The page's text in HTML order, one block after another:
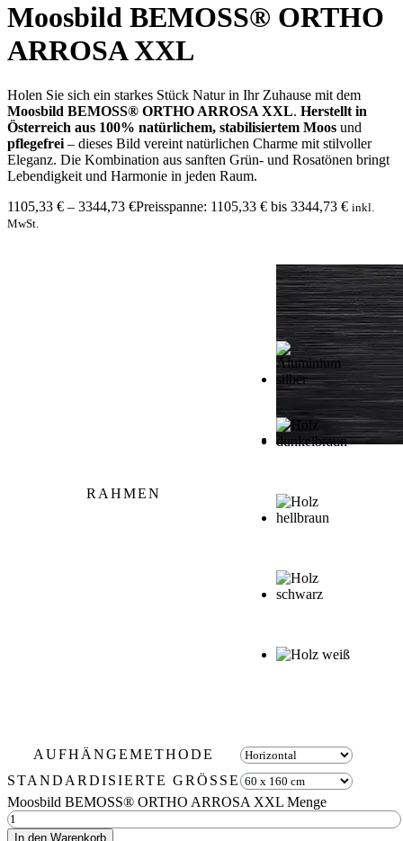
Moosbild BEMOSS® ORTHO
ARROSA XXL
Holen Sie sich ein starkes Stück Natur in Ihr Zuhause mit dem
Moosbild BEMOSS® ORTHO ARROSA XXL. Herstellt in
Österreich aus 100% natürlichem, stabilisiertem Moos und
pflegefrei – dieses Bild vereint natürlichen Charme mit stilvoller
Eleganz. Die Kombination aus sanften Grün- und Rosatönen bringt
Lebendigkeit und Harmonie in jeden Raum.
1105,33 € – 3344,73 €Preisspanne: 1105,33 € bis 3344,73 € inkl.
MwSt.
RAHMEN
AUFHÄNGEMETHODE
STANDARDISIERTE GRÖSSE
Moosbild BEMOSS® ORTHO ARROSA XXL Menge
In den Warenkorb